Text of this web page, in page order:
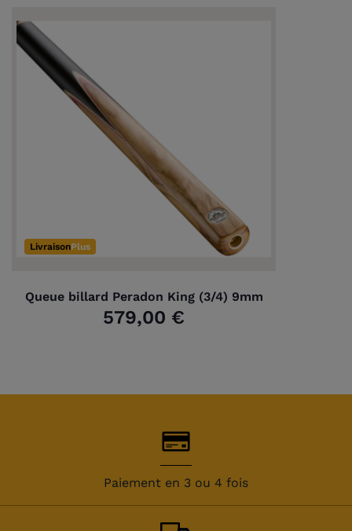
LivraisonPlus
Queue billard Peradon King (3/4) 9mm
579,00 €
Paiement en 3 ou 4 fois